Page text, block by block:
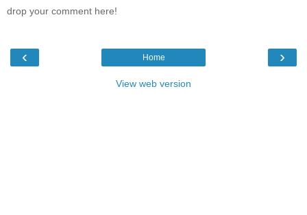
drop your comment here!
‹ ›
Home
View web version